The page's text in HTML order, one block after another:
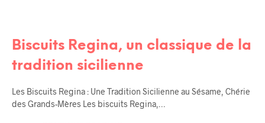
Biscuits Regina, un classique de la
tradition sicilienne
Les Biscuits Regina : Une Tradition Sicilienne au Sésame, Chérie
des Grands-Mères Les biscuits Regina,…